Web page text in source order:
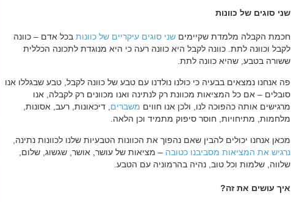
שני סוגים של כוונות
חכמת הקבלה מלמדת שקיימים שני סוגים עיקריים של כוונות בכל אדם – כוונה
לקבל וכוונה לתת. כוונה לקבל היא כוונה רעה כי היא מנוגדת לתכונה הכללית
ששורה בטבע, שהיא כוונה לתת.
פה אנחנו נמצאים בבעיה כי כולנו נולדנו עם טבע של כוונה לקבל, טבע שבגללו אנו
סובלים – אם כל המציאות מכוונת רק לנתינה ואנו מכוונים רק לקבלה, אנו
מרגישים אותה כהפוכה לנו, ולכן אנו חווים משברים, דיכאונות, רעב, אסונות,
מלחמות, מתיחויות, חוסר סיפוק מתמיד וכן הלאה.
מכאן אנחנו יכולים להבין שאם נהפוך את הכוונות הטבעיות שלנו לכוונות נתינה,
נרגיש את המציאות מסביבנו כטובה – מציאות של עושר, אושר, שגשוג, שלום,
שלווה, שלמות וכל טוב, נהיה בהרמוניה עם הטבע.
איך עושים את זה?